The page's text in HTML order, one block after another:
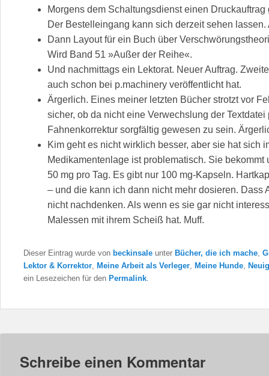
Morgens dem Schaltungsdienst einen
Der Bestelleingang kann sich derzeit sehen
Dann Layout für ein Buch über
Wird Band 51 »Außer der Reihe«.
Und nachmittags ein Lektorat. Neuer Auftrag.
auch schon bei p.machinery veröffentlicht hat.
Ärgerlich. Eines meiner letzten Bücher strotzt vor
sicher, ob da nicht eine Verwechslung der
Fahnenkorrektur sorgfältig gewesen zu sein.
Kim geht es nicht wirklich besser, aber sie hat sich
Medikamentenlage ist problematisch. Sie
50 mg pro Tag. Es gibt nur 100 mg-Kapseln.
– und die kann ich dann nicht mehr dosieren. Dass
nicht nachdenken. Als wenn es sie gar nicht
Malessen mit ihrem Scheiß hat. Muff.
Dieser Eintrag wurde von beckinsale unter Bücher, die ich mache
Lektor & Korrektor Meine Arbeit als Verleger Meine Hunde
ein Lesezeichen für den Permalink
Schreibe einen Kommentar